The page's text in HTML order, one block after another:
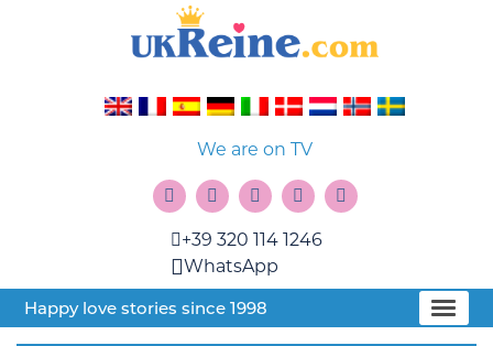
We are on TV
+39 320 114 1246
WhatsApp
Happy love stories since 1998